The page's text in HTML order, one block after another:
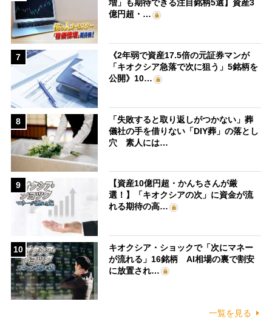
増」も期待できる注目銘柄5選】資産3
億円超・…
7
《2年弱で資産17.5倍の元証券マンが
「キオクシア急落で次に狙う」5銘柄を
公開》10…
8
「失敗すると取り返しがつかない」葬
儀社の手を借りない「DIY葬」の落とし
穴 素人には…
9
【資産10億円超・かんちさんが厳
選！】「キオクシアの次」に資金が流
れる期待の高…
10
キオクシア・ショックで「次にマネー
が流れる」16銘柄 AI相場の裏で割安
に放置され…
一覧を見る